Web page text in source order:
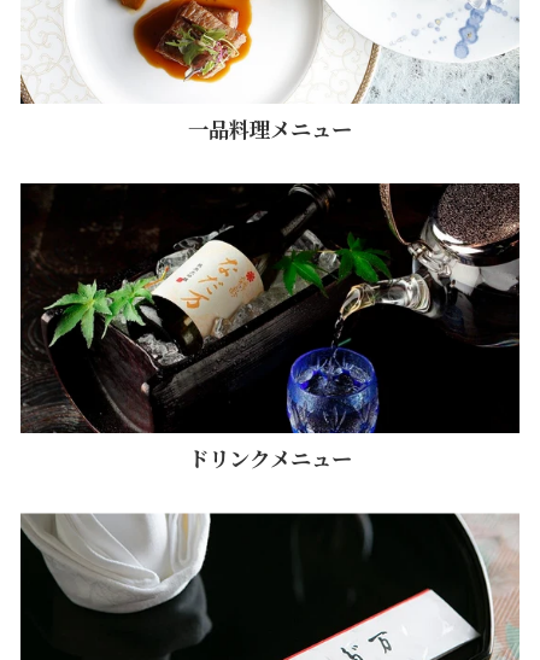
一品料理メニュー
ドリンクメニュー